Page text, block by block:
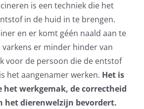
is een techniek die het
in de huid in te brengen.
en er komt géén naald aan te
er minder hinder van
voor de persoon die de entstof
het aangenamer werken. Het is
het werkgemak, de correctheid
het dierenwelzijn bevordert.